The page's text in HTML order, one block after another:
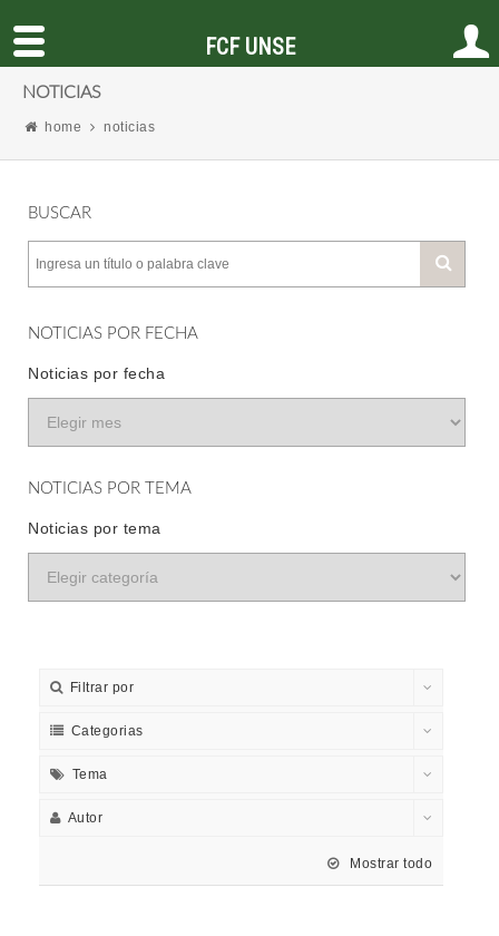
NOTICIAS
home noticias
BUSCAR
NOTICIAS POR FECHA
Noticias por fecha
NOTICIAS POR TEMA
Noticias por tema
Filtrar por
Categorias
Tema
Autor
Mostrar todo
FCF UNSE